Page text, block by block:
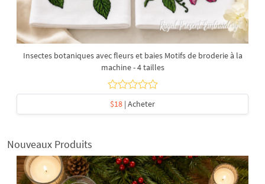
Insectes botaniques avec fleurs et baies Motifs de broderie à la
machine - 4 tailles
$18 | Acheter
Nouveaux Produits